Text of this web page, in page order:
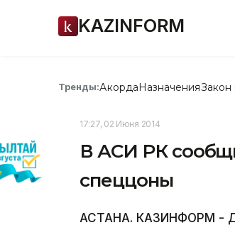
KAZINFORM
Тренды:АкордаНазначенияЗакон
17:27, 02 Июня 2014
В АСИ РК
спеццоны
АСТАНА. КАЗИНФОРМ -